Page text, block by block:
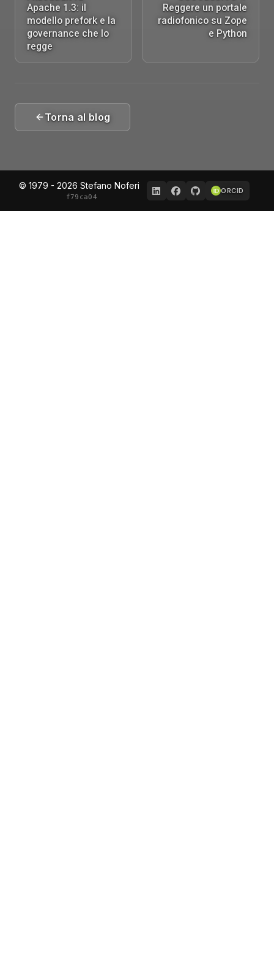
Apache 1.3: il
modello prefork e la
governance che lo
regge
Reggere un portale
radiofonico su Zope
e Python
Torna al blog
© 1979 - 2026 Stefano Noferi
f79ca04
ORCID